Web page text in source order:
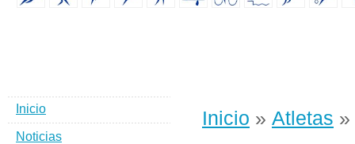
Inicio » Atletas »
Inicio
Noticias